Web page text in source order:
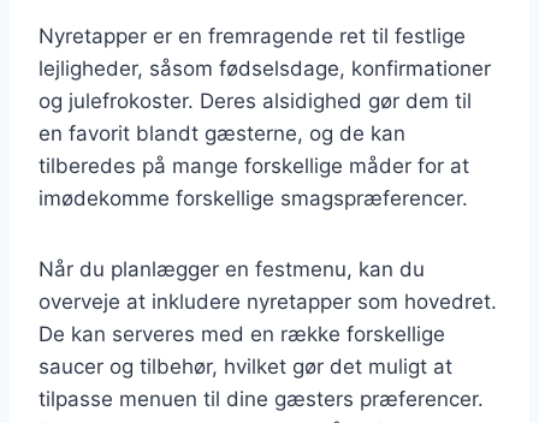
Nyretapper er en fremragende ret til festlige
lejligheder, såsom fødselsdage, konfirmationer
og julefrokoster. Deres alsidighed gør dem til
en favorit blandt gæsterne, og de kan
tilberedes på mange forskellige måder for at
imødekomme forskellige smagspræferencer.
Når du planlægger en festmenu, kan du
overveje at inkludere nyretapper som hovedret.
De kan serveres med en række forskellige
saucer og tilbehør, hvilket gør det muligt at
tilpasse menuen til dine gæsters præferencer.